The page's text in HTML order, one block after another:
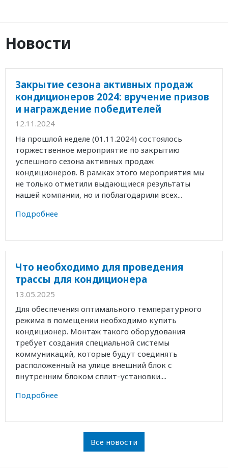
Новости
Закрытие сезона активных продаж
кондиционеров 2024: вручение призов
и награждение победителей
12.11.2024
На прошлой неделе (01.11.2024) состоялось
торжественное мероприятие по закрытию
успешного сезона активных продаж
кондиционеров. В рамках этого мероприятия мы
не только отметили выдающиеся результаты
нашей компании, но и поблагодарили всех...
Подробнее
Что необходимо для проведения
трассы для кондиционера
13.05.2025
Для обеспечения оптимального температурного
режима в помещении необходимо купить
кондиционер. Монтаж такого оборудования
требует создания специальной системы
коммуникаций, которые будут соединять
расположенный на улице внешний блок с
внутренним блоком сплит-установки....
Подробнее
Все новости